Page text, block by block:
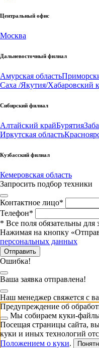
Центральный офис
Москва
Дальневосточный филиал
Амурская область
Саха /Якутия/Хабаровский
Сибирский филиал
Алтайский крайБурятия
Иркутская область
Кузбасский филиал
Кемеровская область
Запросить подбор техники
Контактное лицо*
Телефон*
* Все поля обязательны для
Нажимая на кнопку
персональных данных
Отправить
Ошибка!
Ваша заявка отправлена!
Наш менеджер свяжется с
Предупреждение об
Мы собираем куки-
Посещая страницы сайта,
куки и иных технологий
Положением о куки.